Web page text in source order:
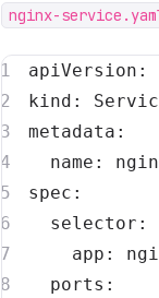
nginx-
apiVersion :
kind :
metadata :
name :
spec :
selector :
app :
ports :